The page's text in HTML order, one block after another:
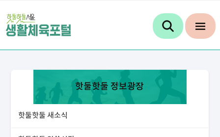
핫둘핫둘 정보광장
핫둘핫둘 새소식